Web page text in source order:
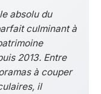
absolu du
culminant à
2013. Entre
à couper
il